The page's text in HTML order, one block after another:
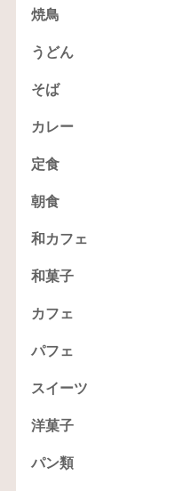
焼鳥
うどん
そば
カレー
定食
朝食
和カフェ
和菓子
カフェ
パフェ
スイーツ
洋菓子
パン類